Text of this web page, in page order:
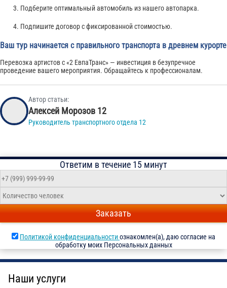
Подберите оптимальный автомобиль из нашего автопарка.
Подпишите договор с фиксированной стоимостью.
Ваш тур начинается с правильного транспорта в древнем курорте
Перевозка артистов с «2 ЕвпаТранс» — инвестиция в безупречное
проведение вашего мероприятия. Обращайтесь к профессионалам.
Автор статьи:
Алексей Морозов 12
Руководитель транспортного отдела 12
Ответим в течение 15 минут
Заказать
Политикой конфиденциальностиознакомлен(а), даю согласие на
обработку моих Персональных данных
Наши услуги